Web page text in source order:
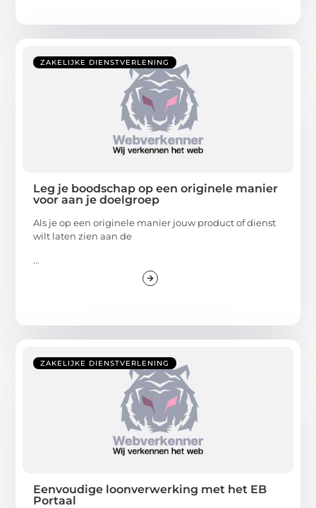
ZAKELIJKE DIENSTVERLENING
Leg je boodschap op een originele manier
voor aan je doelgroep
Als je op een originele manier jouw product of dienst
wilt laten zien aan de
...
ZAKELIJKE DIENSTVERLENING
Eenvoudige loonverwerking met het EB
Portaal